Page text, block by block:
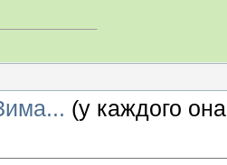
(у каждого она